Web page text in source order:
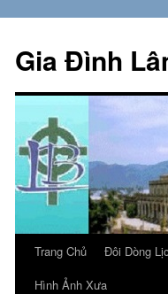
content
Gia Đình
Trang Chủ Đôi Dòng
Hình Ảnh Xưa